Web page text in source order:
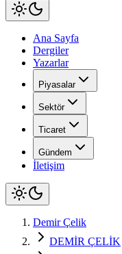
Ana Sayfa
Dergiler
Yazarlar
Piyasalar
Sektör
Ticaret
Gündem
İletişim
Demir Çelik
DEMİR ÇELİK